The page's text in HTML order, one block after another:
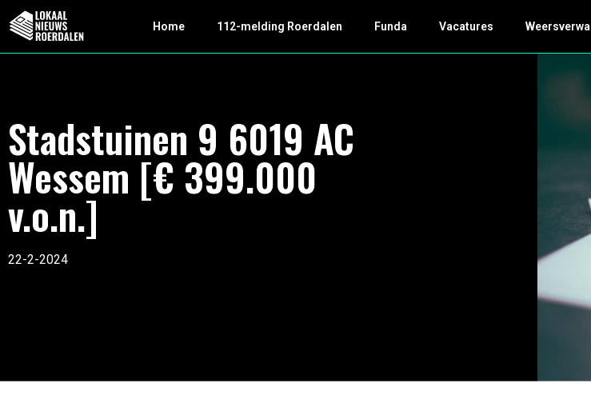
Home 112-melding Roerdalen Funda Vacatures
Stadstuinen 9 6019 AC
Wessem [€ 399.000
v.o.n.]
22-2-2024